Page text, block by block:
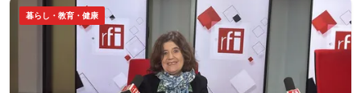
暮らし・教育・健康